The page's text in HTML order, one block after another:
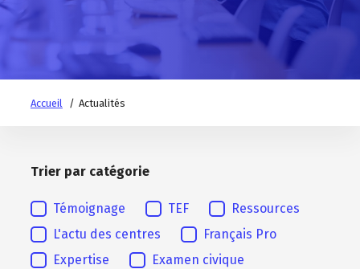
Accueil Actualités
Trier par catégorie
Trier par catégorie
Témoignage TEF
Ressources
L'actu des centres
Français Pro
Expertise
Examen civique